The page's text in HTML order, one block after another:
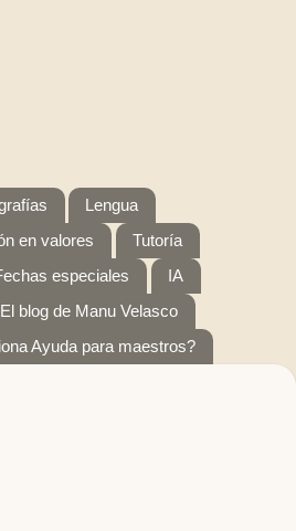
Lengua
en valores
Tutoría
especiales
IA
El blog de Manu Velasco
Ayuda para maestros?